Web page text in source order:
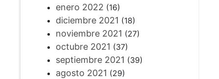
enero 2022 (16)
diciembre 2021 (18)
noviembre 2021 (27)
octubre 2021 (37)
septiembre 2021 (39)
agosto 2021 (29)